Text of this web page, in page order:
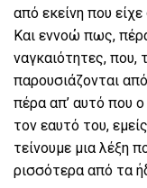
από εκείνη που
Και εννοώ πως,
ναγκαιότητες,
παρουσιάζονται
πέρα απ’ αυτό που ο
τον εαυτό του,
τείνουμε μια λέξη
ρισσότερα από τα